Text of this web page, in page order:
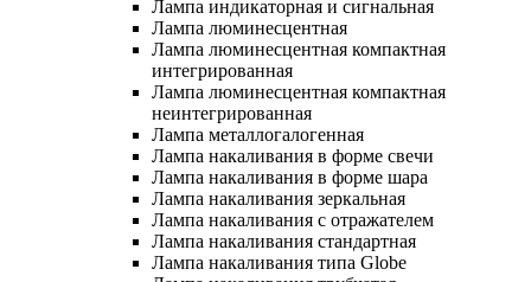
Лампа индикаторная и сигнальная
Лампа люминесцентная
Лампа люминесцентная компактная
интегрированная
Лампа люминесцентная компактная
неинтегрированная
Лампа металлогалогенная
Лампа накаливания в форме свечи
Лампа накаливания в форме шара
Лампа накаливания зеркальная
Лампа накаливания с отражателем
Лампа накаливания стандартная
Лампа накаливания типа Globe